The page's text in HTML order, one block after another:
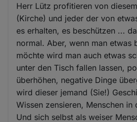
Herr Lütz profitieren von
(Kirche) und jeder der von
es erhalten, es beschützen ...
normal. Aber, wenn man etwas
möchte wird man auch etwas
unter den Tisch fallen lassen,
überhöhen, negative Dinge
wird dieser jemand (Sie!)
Wissen zensieren, Menschen in
Und sich selbst als weiser